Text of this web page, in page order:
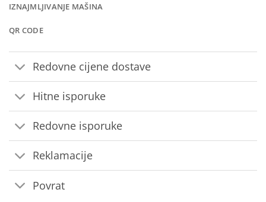
IZNAJMLJIVANJE MAŠINA
QR CODE
Redovne cijene dostave
Hitne isporuke
Redovne isporuke
Reklamacije
Povrat